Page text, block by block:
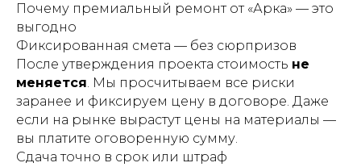
Почему премиальный ремонт от «Арка» — это
выгодно
Фиксированная смета — без сюрпризов
После утверждения проекта стоимость не
меняется. Мы просчитываем все риски
заранее и фиксируем цену в договоре. Даже
если на рынке вырастут цены на материалы —
вы платите оговоренную сумму.
Сдача точно в срок или штраф